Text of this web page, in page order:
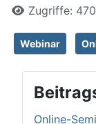
Zugriffe:
Webinar
Online-